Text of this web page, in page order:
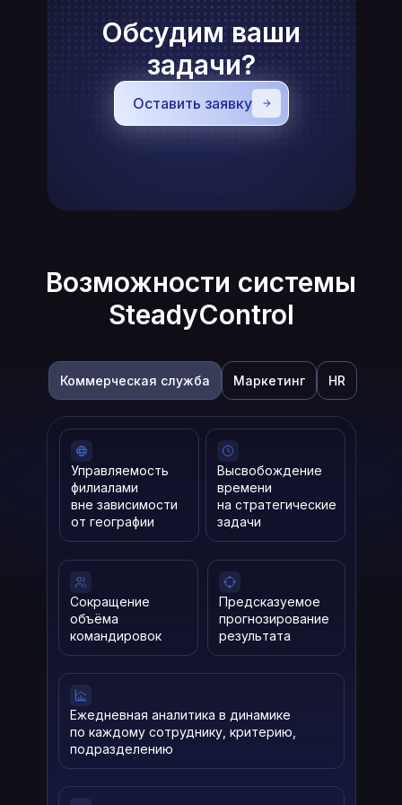
сотрудников
5 000
руководителей
Обсудим ваши
задачи?
Оставить заявку
Возможности системы
SteadyControl
Коммерческая служба Маркетинг HR
Предсказуемое
прогнозирование
результата
Ежедневная аналитика в динамике
по каждому сотруднику, критерию,
подразделению
Сокращение
объёма
командировок
Высвобождение
времени
на стратегические
задачи
Управляемость
филиалами
вне зависимости
от географии